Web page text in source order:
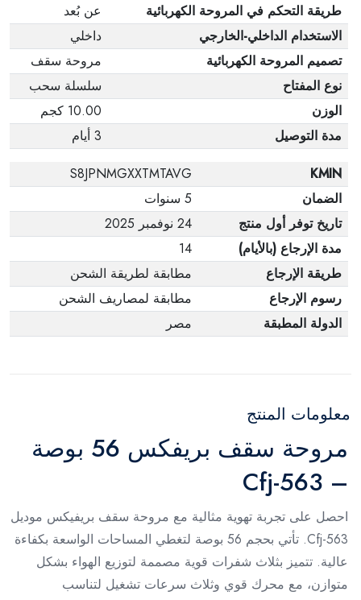
طريقة التحكم في المروحة الكهربائية
عن بُعد
الاستخدام الداخلي-الخارجي
داخلي
تصميم المروحة الكهربائية
مروحة سقف
نوع المفتاح
سلسلة سحب
الوزن
10.00 كجم
مدة التوصيل
3 أيام
KMIN
S8JPNMGXXTMTAVG
الضمان
5 سنوات
تاريخ توفر أول منتج
24 نوفمبر 2025
مدة الإرجاع (بالأيام)
14
طريقة الإرجاع
مطابقة لطريقة الشحن
رسوم الإرجاع
مطابقة لمصاريف الشحن
الدولة المطبقة
مصر
معلومات المنتج
مروحة سقف بريفكس 56 بوصة
– Cfj-563
احصل على تجربة تهوية مثالية مع مروحة سقف بريفيكس موديل
Cfj-563. تأتي بحجم 56 بوصة لتغطي المساحات الواسعة بكفاءة
عالية. تتميز بثلاث شفرات قوية مصممة لتوزيع الهواء بشكل
متوازن، مع محرك قوي وثلاث سرعات تشغيل لتناسب